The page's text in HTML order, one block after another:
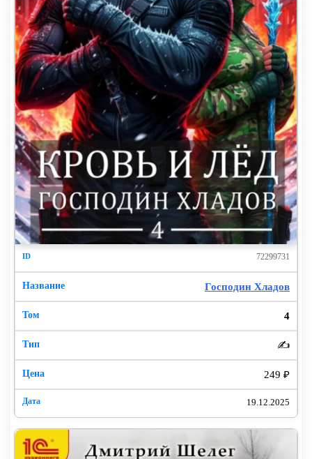
72299731
Господин Хладов
4
✍️
249 ₽
19.12.2025